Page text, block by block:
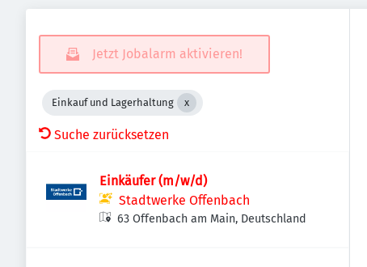
Jetzt Jobalarm aktivieren!
Einkauf und Lagerhaltung
Suche zurücksetzen
Einkäufer (m/w/d)
Stadtwerke Offenbach
63 Offenbach am Main, Deutschland